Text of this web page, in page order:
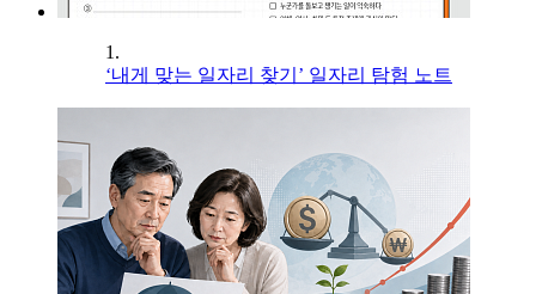
1.
‘내게 맞는 일자리 찾기’ 일자리 탐험 노트